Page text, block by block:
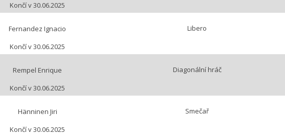
Končí v 30.06.2025
Fernandez Ignacio
Končí v 30.06.2025
Libero
Rempel Enrique
Končí v 30.06.2025
Diagonální hráč
Hänninen Jiri
Končí v 30.06.2025
Smečař